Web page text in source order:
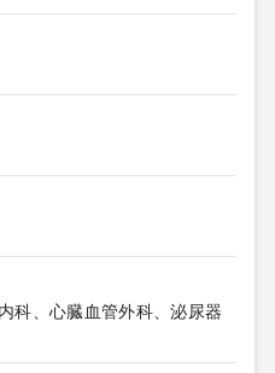
科、心臓血管外科、泌尿器